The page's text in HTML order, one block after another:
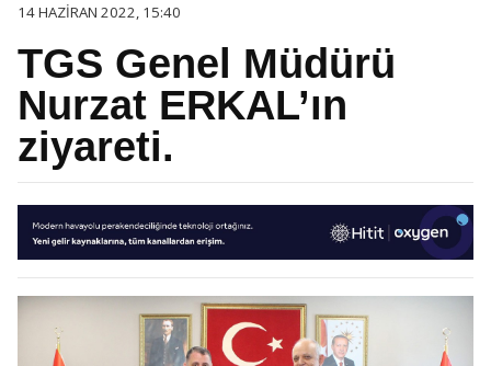
14 HAZIRAN 2022, 15:40
TGS Genel Müdürü
Nurzat ERKAL’ın
ziyareti.